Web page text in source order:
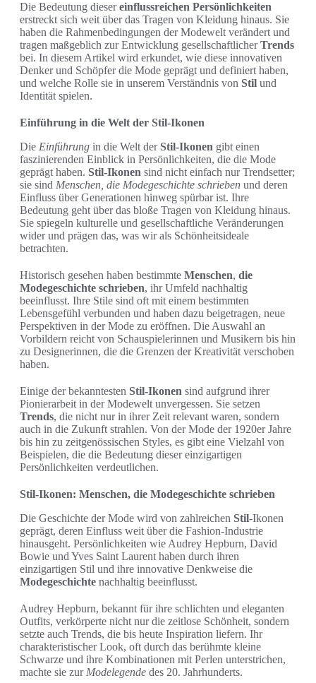
Die Bedeutung diesereinflussreichen Persönlichkeiten
erstreckt sich weit über das Tragen von Kleidung hinaus. Sie
haben die Rahmenbedingungen der Modewelt verändert und
tragen maßgeblich zur Entwicklung gesellschaftlicherTrends
bei. In diesem Artikel wird erkundet, wie diese innovativen
Denker und Schöpfer die Mode geprägt und definiert haben,
und welche Rolle sie in unserem Verständnis von Stil und
Identität spielen.
Einführung in die Welt der Stil-Ikonen
Die Einführung in die Welt derStil-Ikonen gibt einen
faszinierenden Einblick in Persönlichkeiten, die die Mode
geprägt haben. Stil-Ikonen sind nicht einfach nur Trendsetter;
sie sind Menschen, die Modegeschichte schrieben und deren
Einfluss über Generationen hinweg spürbar ist. Ihre
Bedeutung geht über das bloße Tragen von Kleidung hinaus.
Sie spiegeln kulturelle und gesellschaftliche Veränderungen
wider und prägen das, was wir als Schönheitsideale
betrachten.
Historisch gesehen haben bestimmte Menschen, die
Modegeschichte schrieben, ihr Umfeld nachhaltig
beeinflusst. Ihre Stile sind oft mit einem bestimmten
Lebensgefühl verbunden und haben dazu beigetragen, neue
Perspektiven in der Mode zu eröffnen. Die Auswahl an
Vorbildern reicht von Schauspielerinnen und Musikern bis hin
zu Designerinnen, die die Grenzen der Kreativität verschoben
haben.
Einige der bekanntesten Stil-Ikonen sind aufgrund ihrer
Pionierarbeit in der Modewelt unvergessen. Sie setzen
Trends, die nicht nur in ihrer Zeit relevant waren, sondern
auch in die Zukunft strahlen. Von der Mode der 1920er Jahre
bis hin zu zeitgenössischen Styles, es gibt eine Vielzahl von
Beispielen, die die Bedeutung dieser einzigartigen
Persönlichkeiten verdeutlichen.
Stil-Ikonen: Menschen, die Modegeschichte schrieben
Die Geschichte der Mode wird von zahlreichen Stil-Ikonen
geprägt, deren Einfluss weit über die Fashion-Industrie
hinausgeht. Persönlichkeiten wie Audrey Hepburn, David
Bowie und Yves Saint Laurent haben durch ihren
einzigartigen Stil und ihre innovative Denkweise die
Modegeschichte nachhaltig beeinflusst.
Audrey Hepburn, bekannt für ihre schlichten und eleganten
Outfits, verkörperte nicht nur die zeitlose Schönheit, sondern
setzte auch Trends, die bis heute Inspiration liefern. Ihr
charakteristischer Look, oft durch das berühmte kleine
Schwarze und ihre Kombinationen mit Perlen unterstrichen,
machte sie zur Modelegende des 20. Jahrhunderts.